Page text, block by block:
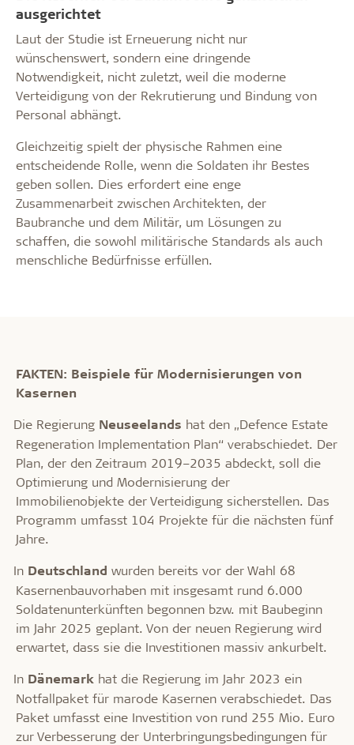
ausgerichtet
Laut der Studie ist Erneuerung nicht nur
wünschenswert, sondern eine dringende
Notwendigkeit, nicht zuletzt, weil die moderne
Verteidigung von der Rekrutierung und Bindung von
Personal abhängt.
Gleichzeitig spielt der physische Rahmen eine
entscheidende Rolle, wenn die Soldaten ihr Bestes
geben sollen. Dies erfordert eine enge
Zusammenarbeit zwischen Architekten, der
Baubranche und dem Militär, um Lösungen zu
schaffen, die sowohl militärische Standards als auch
menschliche Bedürfnisse erfüllen.
FAKTEN: Beispiele für Modernisierungen von
Kasernen
Die Regierung Neuseelands hat den „Defence Estate
Regeneration Implementation Plan“ verabschiedet. Der
Plan, der den Zeitraum 2019–2035 abdeckt, soll die
Optimierung und Modernisierung der
Immobilienobjekte der Verteidigung sicherstellen. Das
Programm umfasst 104 Projekte für die nächsten fünf
Jahre.
In Deutschland wurden bereits vor der Wahl 68
Kasernenbauvorhaben mit insgesamt rund 6.000
Soldatenunterkünften begonnen bzw. mit Baubeginn
im Jahr 2025 geplant. Von der neuen Regierung wird
erwartet, dass sie die Investitionen massiv ankurbelt.
In Dänemark hat die Regierung im Jahr 2023 ein
Notfallpaket für marode Kasernen verabschiedet. Das
Paket umfasst eine Investition von rund 255 Mio. Euro
zur Verbesserung der Unterbringungsbedingungen für